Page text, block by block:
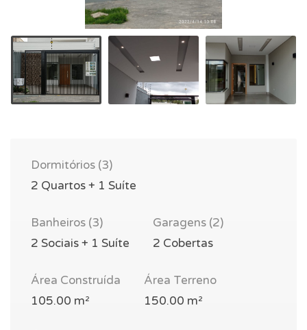
Dormitórios (3)
2 Quartos + 1 Suíte
Banheiros (3)
2 Sociais + 1 Suíte
Garagens (2)
2 Cobertas
Área Construída
105.00 m²
Área Terreno
150.00 m²